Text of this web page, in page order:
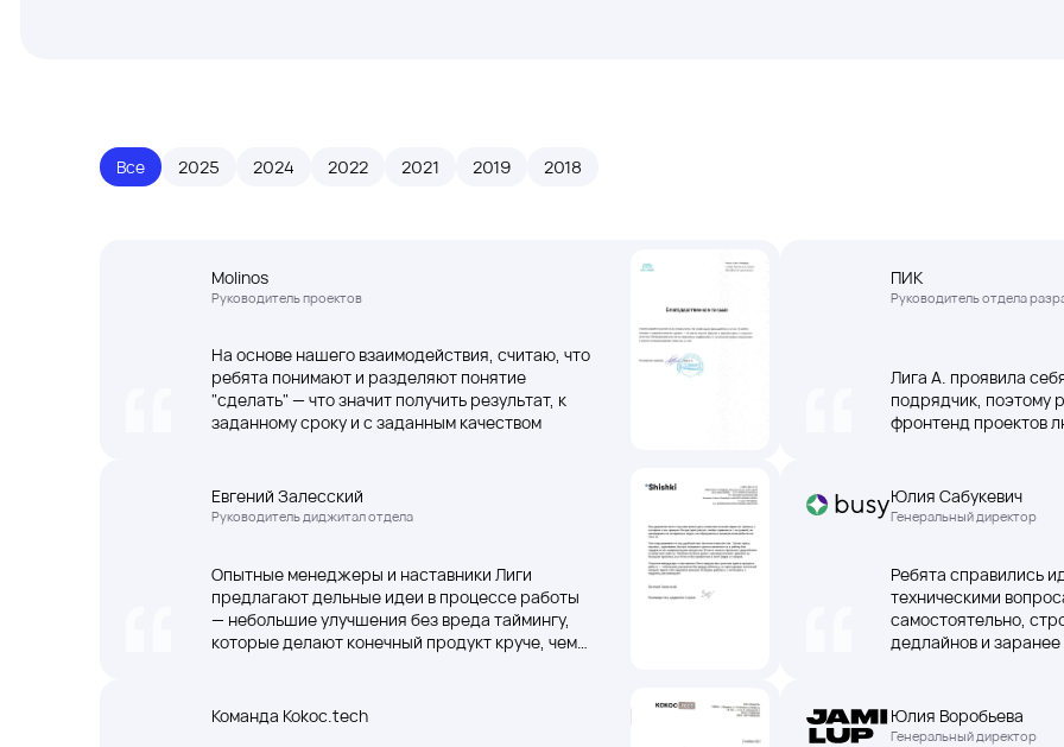
Все 2025 2024 2022 2021 2019 2018
Molinos
Руководитель проектов
На основе нашего взаимодействия, считаю, что
ребята понимают и разделяют понятие
"сделать" — что значит получить результат, к
заданному сроку и с заданным качеством
ПИК
Руководитель отдела
Лига А. проявила
подрядчик, поэтому
фронтенд проектов
Евгений Залесский
Руководитель диджитал отдела
Опытные менеджеры и наставники Лиги
предлагают дельные идеи в процессе работы
— небольшие улучшения без вреда таймингу,
которые делают конечный продукт круче, чем
Юлия Сабукевич
Генеральный директор
Ребята справились
техническими
самостоятельно,
дедлайнов и
Команда Kokoc.tech Юлия Воробьева
Генеральный директор